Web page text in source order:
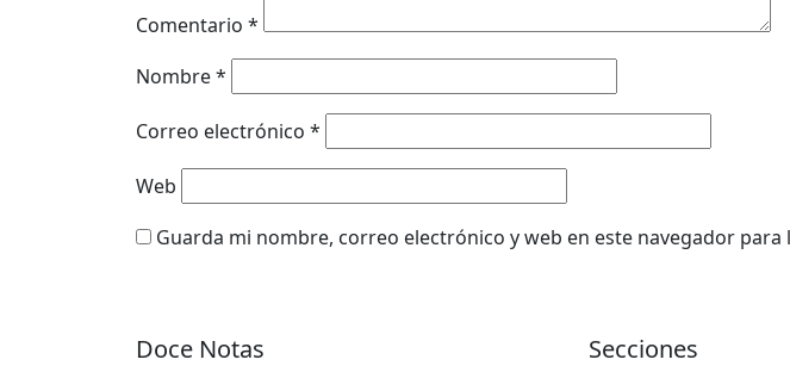
Comentario *
Nombre*
Correo electrónico *
Web
Guarda mi nombre, correo electrónico y web en este navegador para
Doce Notas Secciones